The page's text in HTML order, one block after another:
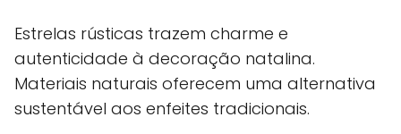
Estrelas rústicas trazem charme e
autenticidade à decoração natalina.
Materiais naturais oferecem uma alternativa
sustentável aos enfeites tradicionais.